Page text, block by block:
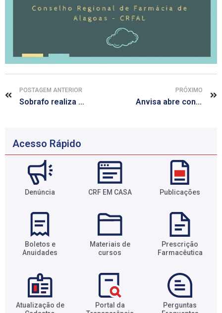
POSTAGEM ANTERIOR
Sobrafo realiza seminário voltado a assistência farmacêutica na oncologia
PRÓXIMO
Anvisa abre consulta pública sobre medicamentos sob prescrição se tornarem MIPs
Acesso Rápido
Denúncia CRF EM CASA Publicações
Boletos e
Anuidades​
Materiais de
cursos​
Prescrição
Farmacêutica​
Atualização de
Portal da
Perguntas